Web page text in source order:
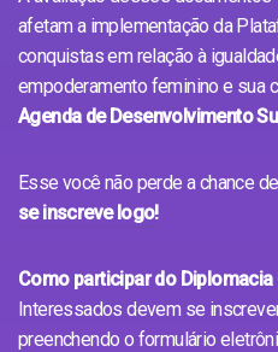
afetam a implementação da
conquistas em relação à
empoderamento feminino e sua
Agenda de Desenvolvimento
Esse você não perde a chance
se inscreve logo!
Como participar do Diplomacia
Interessados devem se
preenchendo o formulário